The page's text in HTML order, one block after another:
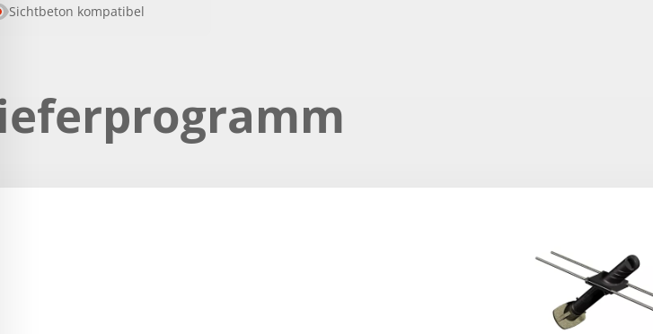
Sichtbeton kompatibel